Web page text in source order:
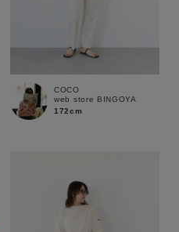
在庫なし含む
COCO
web store BINGOYA
172cm